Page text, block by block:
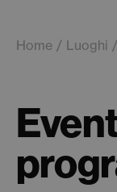
Home Luoghi